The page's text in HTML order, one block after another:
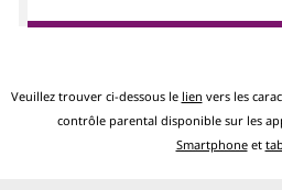
Veuillez trouver ci-dessous le lien vers les
contrôle parental disponible sur les
Smartphoneet